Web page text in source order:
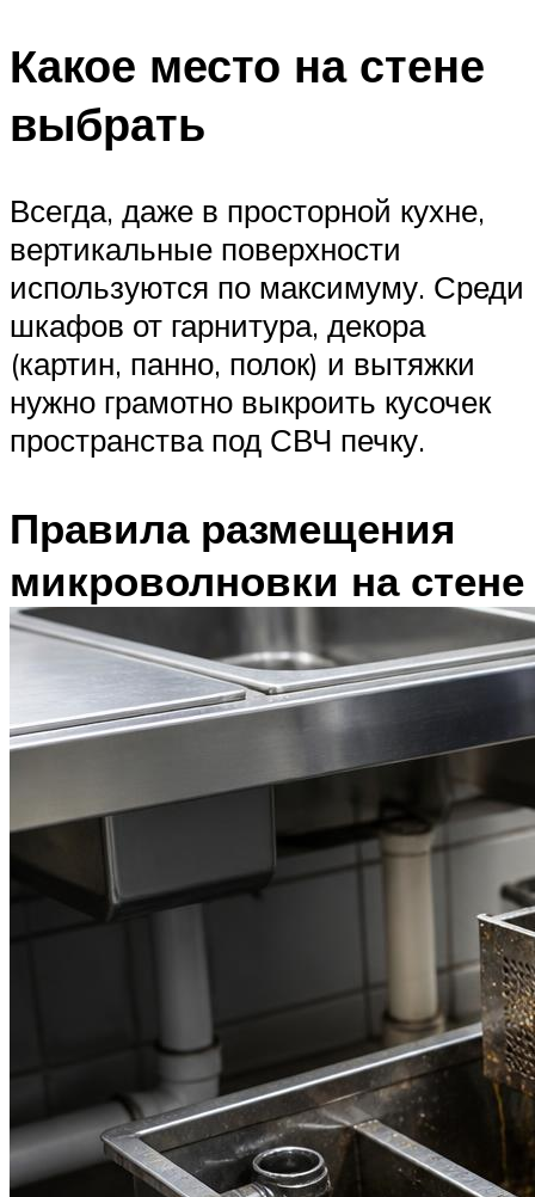
Какое место на стене
выбрать
Всегда, даже в просторной кухне,
вертикальные поверхности
используются по максимуму. Среди
шкафов от гарнитура, декора
(картин, панно, полок) и вытяжки
нужно грамотно выкроить кусочек
пространства под СВЧ печку.
Правила размещения
микроволновки на стене